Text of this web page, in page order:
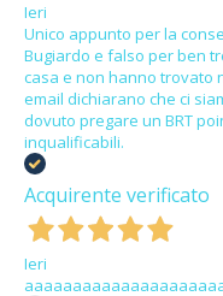
Ieri
Unico appunto per la
Bugiardo e falso per ben
casa e non hanno trovato
email dichiarano che ci
dovuto pregare un BRT
inqualificabili.
Acquirente verificato
Ieri